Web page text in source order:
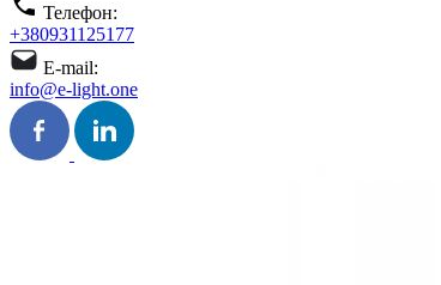
Телефон:
+380931125177
E-mail:
info@e-light.one